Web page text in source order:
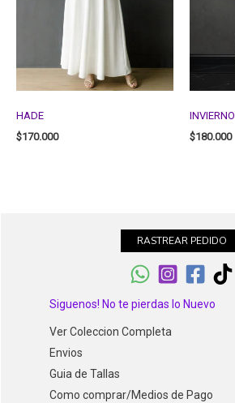
HADE
$170.000
INVIERNO
$180.000
RASTREAR PEDIDO
Siguenos! No te pierdas lo Nuevo
Ver Coleccion Completa
Envios
Guia de Tallas
Como comprar/Medios de Pago